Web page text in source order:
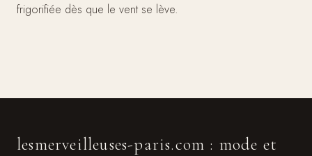
frigorifiée dès que le vent se lève.
lesmerveilleuses-paris.com : mode et